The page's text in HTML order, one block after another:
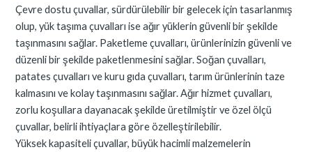
Çevre dostu çuvallar, sürdürülebilir bir gelecek için tasarlanmış
olup, yük taşıma çuvalları ise ağır yüklerin güvenli bir şekilde
taşınmasını sağlar. Paketleme çuvalları, ürünlerinizin güvenli ve
düzenli bir şekilde paketlenmesini sağlar. Soğan çuvalları,
patates çuvalları ve kuru gıda çuvalları, tarım ürünlerinin taze
kalmasını ve kolay taşınmasını sağlar. Ağır hizmet çuvalları,
zorlu koşullara dayanacak şekilde üretilmiştir ve özel ölçü
çuvallar, belirli ihtiyaçlara göre özelleştirilebilir.
Yüksek kapasiteli çuvallar, büyük hacimli malzemelerin